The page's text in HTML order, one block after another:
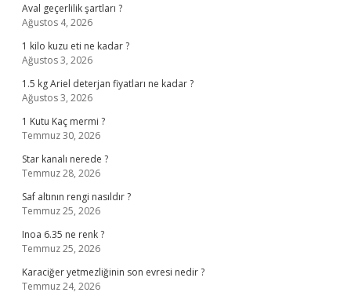
Aval geçerlilik şartları ?
Ağustos 4, 2026
1 kilo kuzu eti ne kadar ?
Ağustos 3, 2026
1.5 kg Ariel deterjan fiyatları ne kadar ?
Ağustos 3, 2026
1 Kutu Kaç mermi ?
Temmuz 30, 2026
Star kanalı nerede ?
Temmuz 28, 2026
Saf altının rengi nasıldır ?
Temmuz 25, 2026
Inoa 6.35 ne renk ?
Temmuz 25, 2026
Karaciğer yetmezliğinin son evresi nedir ?
Temmuz 24, 2026